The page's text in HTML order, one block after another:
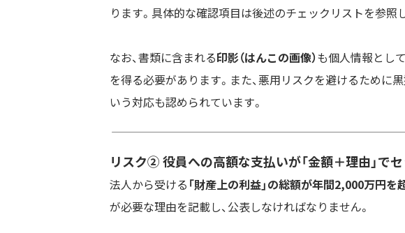
ります。具体的な確認項目は後述のチェックリストを参照
なお、書類に含まれる印影（はんこの画像）も個人情報とし
を得る必要があります。また、悪用リスクを避けるために
いう対応も認められています。
リスク② 役員への高額な支払いが「金額＋理由」で
法人から受ける 「財産上の利益」の総額が年間2,000万円を
が必要な理由を記載し、公表しなければなりません。